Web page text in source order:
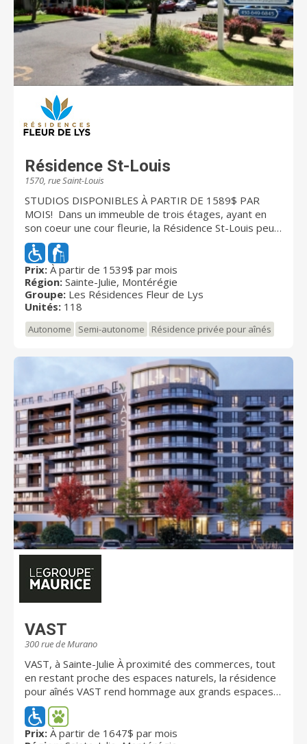
Résidence St-Louis
1570, rue Saint-Louis
STUDIOS DISPONIBLES À PARTIR DE 1589$ PAR
MOIS! Dans un immeuble de trois étages, ayant en
son coeur une cour fleurie, la Résidence St-Louis peut
accueillir plus de 140 résidents autonomes ou semi-
autonomes dans 118 unités dont le confort et la
sécurité sont assurés par un personnel permanent
qualifié.
Prix: À partir de 1539$ par mois
Région: Sainte-Julie, Montérégie
Groupe: Les Résidences Fleur de Lys
Unités: 118
Autonome Semi-autonome Résidence privée pour aînés
VAST
300 rue de Murano
VAST, à Sainte-Julie À proximité des commerces, tout
en restant proche des espaces naturels, la résidence
pour aînés VAST rend hommage aux grands espaces
ouverts. Avec VAST, le Groupe Maurice s’installe à
Sainte-Julie, surnommée la ville du bonheur, où les
résidents vivent une retraite paisible et confortable.
Prix: À partir de 1647$ par mois